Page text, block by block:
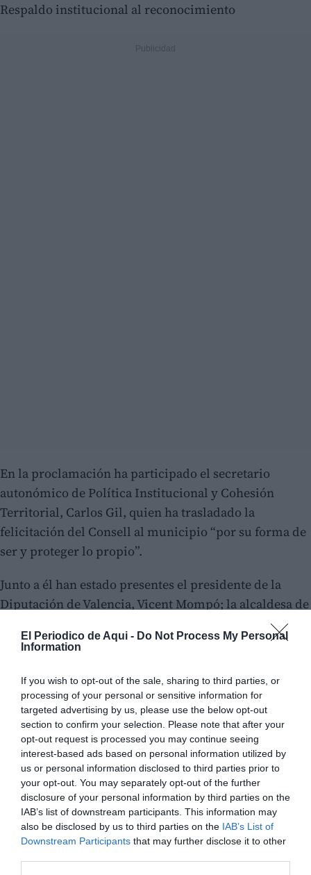
El Periodico de Aqui - Do Not Process My Personal
Information
If you wish to opt-out of the sale, sharing to third parties, or
processing of your personal or sensitive information for
targeted advertising by us, please use the below opt-out
section to confirm your selection. Please note that after your
opt-out request is processed you may continue seeing
interest-based ads based on personal information utilized by
us or personal information disclosed to third parties prior to
your opt-out. You may separately opt-out of the further
disclosure of your personal information by third parties on the
IAB’s list of downstream participants. This information may
also be disclosed by us to third parties on the IAB’s List of
Downstream Participants that may further disclose it to other
Respaldo institucional al reconocimiento
En la proclamación ha participado el secretario
autonómico de Política Institucional y Cohesión
Territorial, Carlos Gil, quien ha trasladado la
felicitación del Consell al municipio “por su forma de
ser y proteger lo propio”.
Junto a él han estado presentes el presidente de la
Diputación de Valencia, Vicent Mompó; la alcaldesa de
Asociación Los Pueblos Más Bonitos de España,